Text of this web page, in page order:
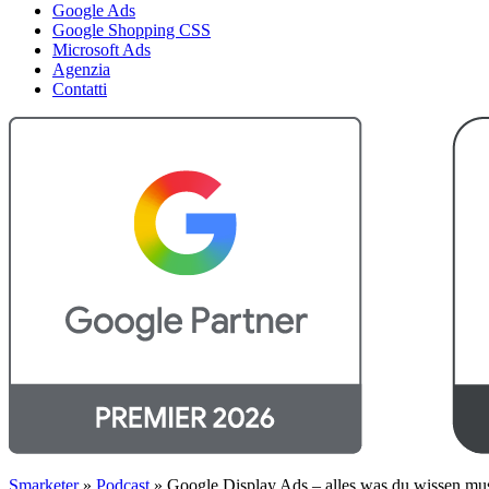
Google Ads
Google Shopping CSS
Microsoft Ads
Agenzia
Contatti
Smarketer» Podcast » Google Display Ads – alles was du wissen